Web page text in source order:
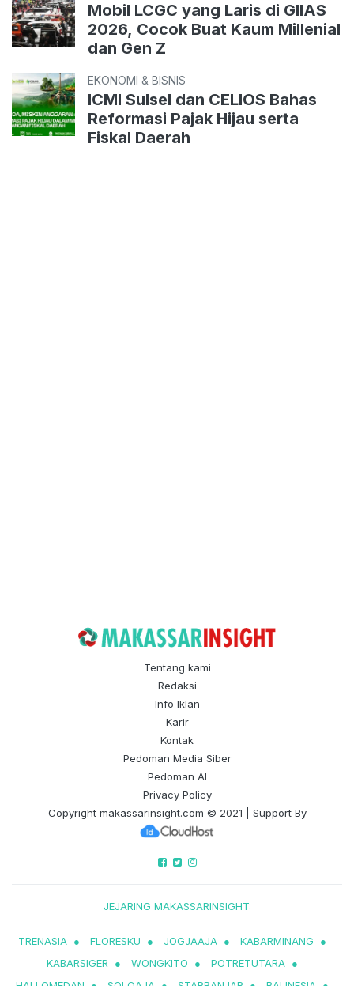
Mobil LCGC yang Laris di GIIAS
2026, Cocok Buat Kaum Millenial
dan Gen Z
EKONOMI & BISNIS
ICMI Sulsel dan CELIOS Bahas
Reformasi Pajak Hijau serta
Fiskal Daerah
Tentang kami
Redaksi
Info Iklan
Karir
Kontak
Pedoman Media Siber
Pedoman AI
Privacy Policy
Copyright makassarinsight.com © 2021 | Support By
JEJARING MAKASSARINSIGHT:
TRENASIA ● FLORESKU ● JOGJAAJA ● KABARMINANG
●
KABARSIGER ● WONGKITO ● POTRETUTARA ●